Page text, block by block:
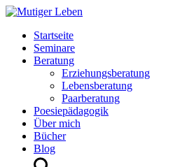
Startseite
Seminare
Beratung
Erziehungsberatung
Lebensberatung
Paarberatung
Poesiepädagogik
Über mich
Bücher
Blog